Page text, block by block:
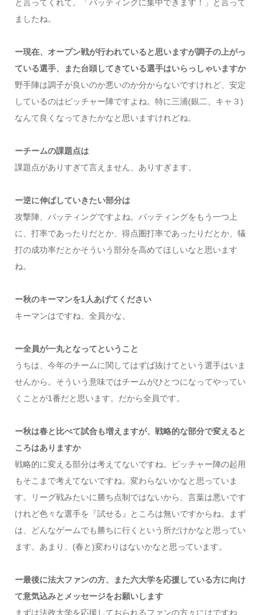
と言ってくれて。「バッティングに集中できます！」と言って
ましたね。
ー現在、オープン戦が行われていると思いますが調子の上がっ
ている選手、また台頭してきている選手はいらっしゃいますか
野手陣は調子が良いのか悪いのか分からないですけれど、安定
しているのはピッチャー陣ですよね。特に三浦(銀二、キャ３)
なんて良くなってきたかなと思いますけれどね。
ーチームの課題点は
課題点がありすぎて言えません、ありすぎます。
ー逆に伸ばしていきたい部分は
攻撃陣、バッティングですよね。バッティングをもう一つ上
に、打率であったりだとか、得点圏打率であったりだとか、犠
打の成功率だとかそういう部分を高めてほしいなと思います
ね。
ー秋のキーマンを1人あげてください
キーマンはですね、全員かな。
ー全員が一丸となってということ
うちは、今年のチームに関してはずば抜けてという選手はいま
せんから。そういう意味ではチームがひとつになってやってい
くことが1番だと思います。だから全員です。
ー秋は春と比べて試合も増えますが、戦略的な部分で変えると
ころはありますか
戦略的に変える部分は考えてないですね。ピッチャー陣の起用
もそこまで考えてないですね。変わらないかなと思っていま
す。リーグ戦みたいに勝ち点制ではないから、言葉は悪いです
けれど色々な選手を『試せる』ところは無いですからね。まず
は、どんなゲームでも勝ちに行くという所だけかなと思ってい
ます。あまり、(春と)変わりはないかなと思っています。
ー最後に法大ファンの方、また六大学を応援している方に向け
て意気込みとメッセージをお願いします
まずは法政大学を応援しておられるファンの方々にはですね、